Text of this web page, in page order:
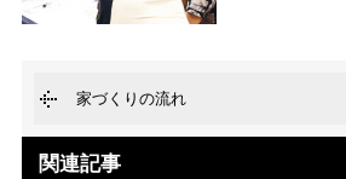
家づくりの流れ
関連記事